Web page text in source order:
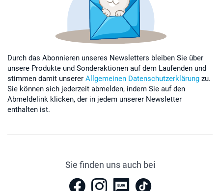
Durch das Abonnieren unseres Newsletters bleiben Sie über
unsere Produkte und Sonderaktionen auf dem Laufenden und
stimmen damit unserer Allgemeinen Datenschutzerklärung zu.
Sie können sich jederzeit abmelden, indem Sie auf den
Abmeldelink klicken, der in jedem unserer Newsletter
enthalten ist.
Sie finden uns auch bei